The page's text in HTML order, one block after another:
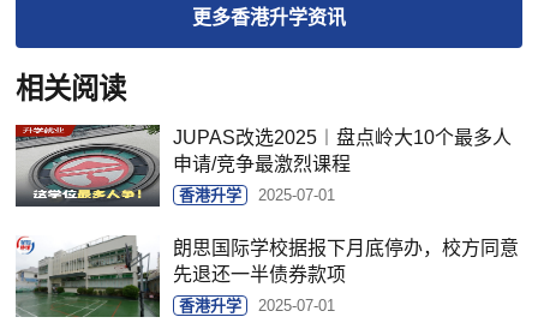
更多香港升学资讯
相关阅读
JUPAS改选2025︱盘点岭大10个最多人
申请/竞争最激烈课程
香港升学 2025-07-01
朗思国际学校据报下月底停办，校方同意
先退还一半债券款项
香港升学 2025-07-01